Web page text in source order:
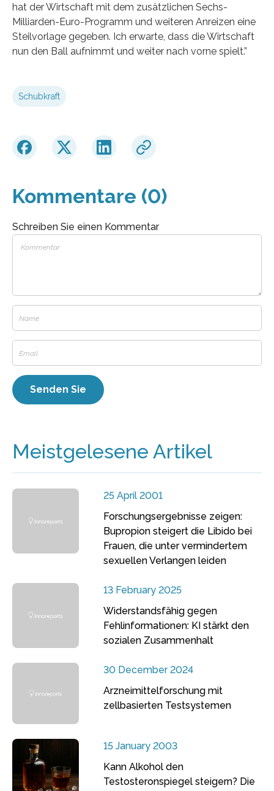
hat der Wirtschaft mit dem zusätzlichen Sechs-
Milliarden-Euro-Programm und weiteren Anreizen eine
Steilvorlage gegeben. Ich erwarte, dass die Wirtschaft
nun den Ball aufnimmt und weiter nach vorne spielt.”
Schubkraft
Kommentare (0)
Schreiben Sie einen Kommentar
Meistgelesene Artikel
25 April 2001
Forschungsergebnisse zeigen:
Bupropion steigert die Libido bei
Frauen, die unter vermindertem
sexuellen Verlangen leiden
13 February 2025
Widerstandsfähig gegen
Fehlinformationen: KI stärkt den
sozialen Zusammenhalt
30 December 2024
Arzneimittelforschung mit
zellbasierten Testsystemen
15 January 2003
Kann Alkohol den
Testosteronspiegel steigern? Die